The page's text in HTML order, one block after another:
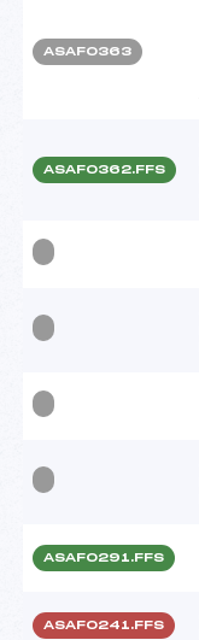
ASAF0363
ASAF0362.FFS
ASAF0291.FFS
ASAF0241.FFS